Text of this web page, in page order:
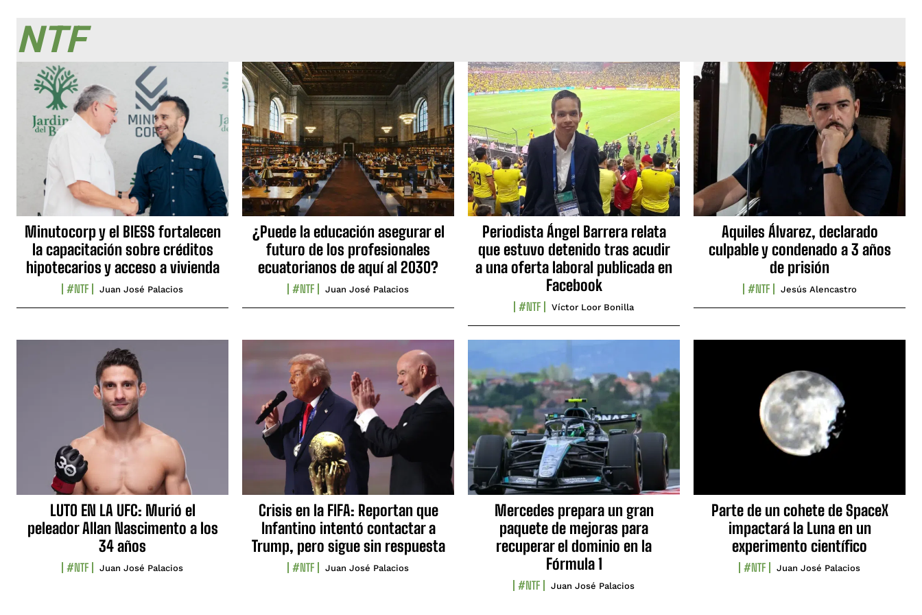
NTF
Minutocorp y el BIESS fortalecen
la capacitación sobre créditos
hipotecarios y acceso a vivienda
#NTF Juan José Palacios
¿Puede la educación asegurar el
futuro de los profesionales
ecuatorianos de aquí al 2030?
#NTF Juan José Palacios
Periodista Ángel Barrera relata
que estuvo detenido tras acudir
a una oferta laboral publicada en
Facebook
#NTF Víctor Loor Bonilla
Aquiles Álvarez, declarado
culpable y condenado a 3 años
de prisión
#NTF Jesús Alencastro
LUTO EN LA UFC: Murió el
peleador Allan Nascimento a los
34 años
#NTF Juan José Palacios
Crisis en la FIFA: Reportan que
Infantino intentó contactar a
Trump, pero sigue sin respuesta
#NTF Juan José Palacios
Mercedes prepara un gran
paquete de mejoras para
recuperar el dominio en la
Fórmula 1
#NTF Juan José Palacios
Parte de un cohete de SpaceX
impactará la Luna en un
experimento científico
#NTF Juan José Palacios